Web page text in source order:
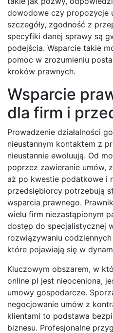
dowodowe czy propozycje
szczegóły, zgodność z
specyfiki danej sprawy są
podejścia. Wsparcie takie
pomoc w zrozumieniu
kroków prawnych.
Wsparcie
dla firm i
Prowadzenie działalności
nieustannym kontaktem z
nieustannie ewoluują. Od
poprzez zawieranie umów,
aż po kwestie podatkowe i
przedsiębiorcy potrzebują
wsparcia prawnego.
wielu firm niezastąpionym
dostęp do specjalistycznej
rozwiązywaniu
które pojawiają się w
Kluczowym obszarem, w
online pl jest nieoceniona,
umowy gospodarcze.
negocjowanie umów z
klientami to podstawa
biznesu. Profesjonalne